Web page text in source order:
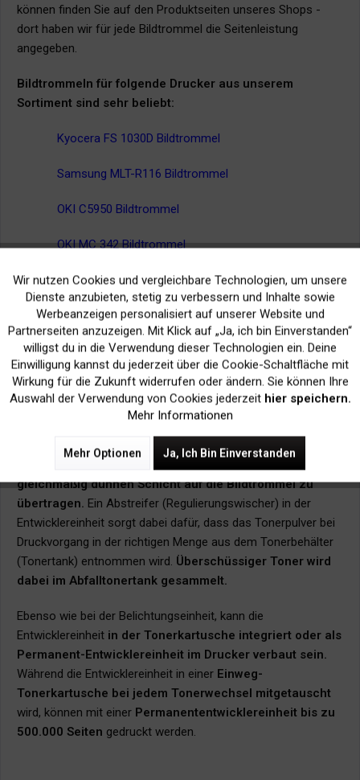
können finden Sie auf den Produktseiten unseres Shops -
dort haben wir für jede Bildtrommel die Seitenleistung
angegeben.
Bildtrommeln für folgende Drucker aus unserem
Sortiment sind sehr beliebt:
Kyocera FS 1030D Bildtrommel
Samsung MLT-R116 Bildtrommel
OKI C5950 Bildtrommel
OKI MC 342 Bildtrommel
Bildtrommel OKI C-5600
2 c. Entwicklereinheit(nach oben)
Die Entwicklereinheit (Entwicklerstation)besteht im
wesentlichen aus der Entwicklertrommel
(Entwicklerwalze), welcheim Inneren stehende oder
gegenläufig drehende Magnetenbeherbergt.
Die Aufgabe dieser Magnetwalze besteht darin, das
magnetische Tonerpulver aufzunehmen und
gleichmäßig dünnen Schicht auf die Bildtrommel zu
übertragen. Ein Abstreifer (Regulierungswischer) in der
Entwicklereinheit sorgt dabei dafür, dass das Tonerpulver bei
Druckvorgang in der richtigen Menge aus dem Tonerbehälter
(Tonertank) entnommen wird. Überschüssiger Toner wird
dabei im Abfalltonertank gesammelt.
Ebenso wie bei der Belichtungseinheit, kann die
Entwicklereinheit in der Tonerkartusche integriert oder als
Permanent-Entwicklereinheit im Drucker verbaut sein.
Während die Entwicklereinheit in einer Einweg-
Tonerkartusche bei jedem Tonerwechsel mitgetauscht
wird, können mit einer Permanententwicklereinheit bis zu
500.000 Seiten gedruckt werden.
Funktionale Aktiv
Marketing Inaktiv
Tracking Inaktiv
Wir nutzen Cookies und vergleichbare Technologien, um unsere
Dienste anzubieten, stetig zu verbessern und Inhalte sowie
Werbeanzeigen personalisiert auf unserer Website und
Partnerseiten anzuzeigen. Mit Klick auf „Ja, ich bin Einverstanden“
willigst du in die Verwendung dieser Technologien ein. Deine
Einwilligung kannst du jederzeit über die Cookie-Schaltfläche mit
Wirkung für die Zukunft widerrufen oder ändern. Sie können Ihre
Auswahl der Verwendung von Cookies jederzeit hier speichern.
Mehr Informationen
Mehr Optionen Ja, Ich Bin Einverstanden